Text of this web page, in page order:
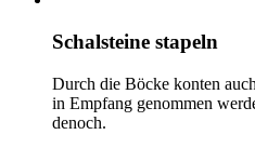
Schalsteine stapeln
Durch die Böcke konten
in Empfang genommen
denoch.